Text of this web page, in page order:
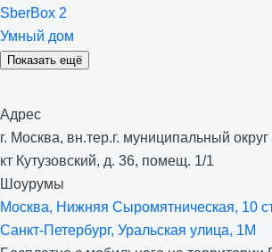
SberBox 2
Умный дом
Показать ещё
Адрес
г. Москва, вн.тер.г. муниципальный
кт Кутузовский, д. 36, помещ. 1/1
Шоурумы
Москва, Нижняя Сыро­мятническая, 10
Санкт-Петербург, Уральская улица, 1М